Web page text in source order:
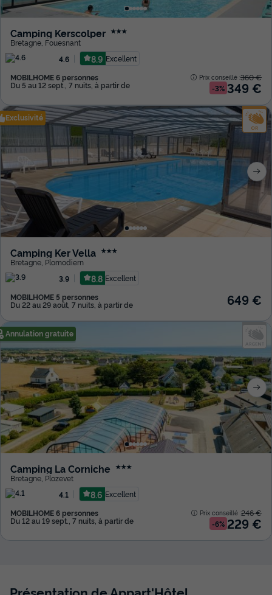
Camping Kerscolper ★★★
Bretagne Fouesnant
4.6
8.9 Excellent
MOBILHOME 6 personnes
Du 5 au 12 sept., 7 nuits, à partir de
Prix conseillé :360 €
-3% 349 €
Exclusivité
Camping Ker Vella ★★★
Bretagne Plomodiern
3.9
8.8 Excellent
MOBILHOME 5 personnes
Du 22 au 29 août, 7 nuits, à partir de 649 €
Annulation gratuite
Camping La Corniche ★★★
Bretagne Plozevet
4.1
8.6 Excellent
MOBILHOME 6 personnes
Du 12 au 19 sept., 7 nuits, à partir de
Prix conseillé :246 €
-6% 229 €